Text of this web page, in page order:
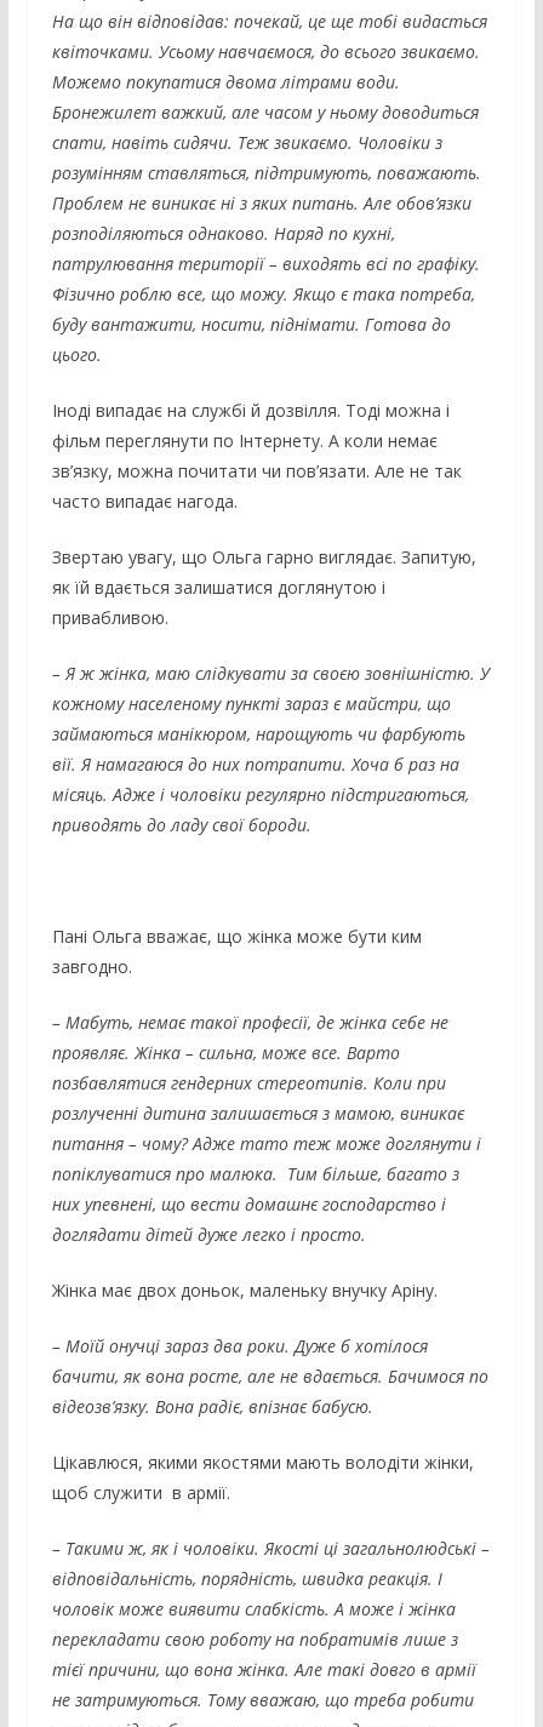
На що він відповідав: почекай, це ще тобі видасться
квіточками. Усьому навчаємося, до всього звикаємо.
Можемо покупатися двома літрами води.
Бронежилет важкий, але часом у ньому доводиться
спати, навіть сидячи. Теж звикаємо. Чоловіки з
розумінням ставляться, підтримують, поважають.
Проблем не виникає ні з яких питань. Але обов’язки
розподіляються однаково. Наряд по кухні,
патрулювання території – виходять всі по графіку.
Фізично роблю все, що можу. Якщо є така потреба,
буду вантажити, носити, піднімати. Готова до
цього.
Іноді випадає на службі й дозвілля. Тоді можна і
фільм переглянути по Інтернету. А коли немає
зв’язку, можна почитати чи пов’язати. Але не так
часто випадає нагода.
Звертаю увагу, що Ольга гарно виглядає. Запитую,
як їй вдається залишатися доглянутою і
привабливою.
– Я ж жінка, маю слідкувати за своєю зовнішністю. У
кожному населеному пункті зараз є майстри, що
займаються манікюром, нарощують чи фарбують
вії. Я намагаюся до них потрапити. Хоча б раз на
місяць. Адже і чоловіки регулярно підстригаються,
приводять до ладу свої бороди.
Пані Ольга вважає, що жінка може бути ким
завгодно.
– Мабуть, немає такої професії, де жінка себе не
проявляє. Жінка – сильна, може все. Варто
позбавлятися гендерних стереотипів. Коли при
розлученні дитина залишається з мамою, виникає
питання – чому? Адже тато теж може доглянути і
попіклуватися про малюка. Тим більше, багато з
них упевнені, що вести домашнє господарство і
доглядати дітей дуже легко і просто.
Жінка має двох доньок, маленьку внучку Аріну.
– Моїй онучці зараз два роки. Дуже б хотілося
бачити, як вона росте, але не вдається. Бачимося по
відеозв’язку. Вона радіє, впізнає бабусю.
Цікавлюся, якими якостями мають володіти жінки,
щоб служити в армії.
– Такими ж, як і чоловіки. Якості ці загальнолюдські –
відповідальність, порядність, швидка реакція. І
чоловік може виявити слабкість. А може і жінка
перекладати свою роботу на побратимів лише з
тієї причини, що вона жінка. Але такі довго в армії
не затримуються. Тому вважаю, що треба робити